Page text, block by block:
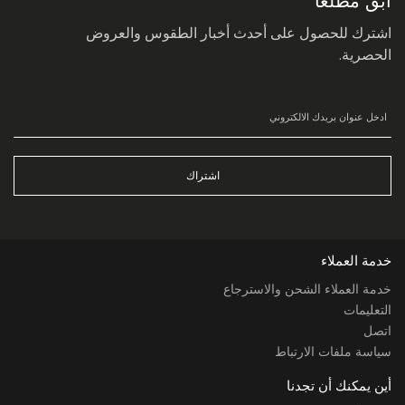
اشترك للحصول على أحدث أخبار الطقوس والعروض
الحصرية.
اشتراك
خدمة العملاء
خدمة العملاء الشحن والاسترجاع
التعليمات
اتصل
سياسة ملفات الارتباط
أين يمكنك أن تجدنا